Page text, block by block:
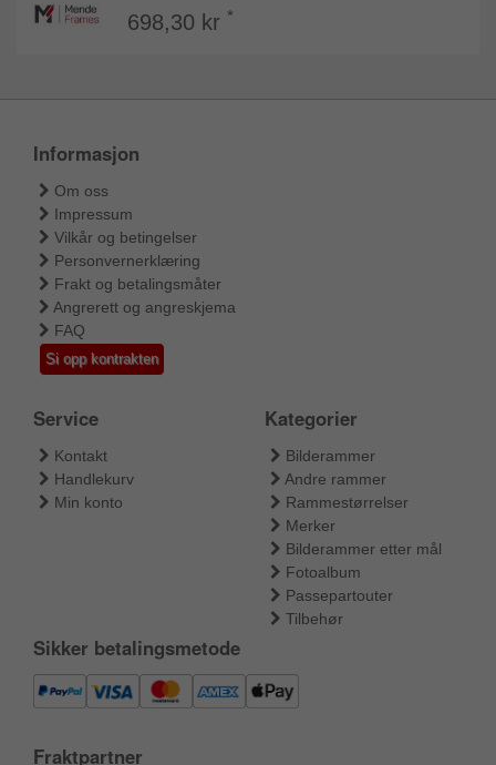
698,30 kr *
Informasjon
Om oss
Impressum
Vilkår og betingelser
Personvernerklæring
Frakt og betalingsmåter
Angrerett og angreskjema
FAQ
Si opp kontrakten
Service
Kontakt
Handlekurv
Min konto
Kategorier
Bilderammer
Andre rammer
Rammestørrelser
Merker
Bilderammer etter mål
Fotoalbum
Passepartouter
Tilbehør
Sikker betalingsmetode
Fraktpartner